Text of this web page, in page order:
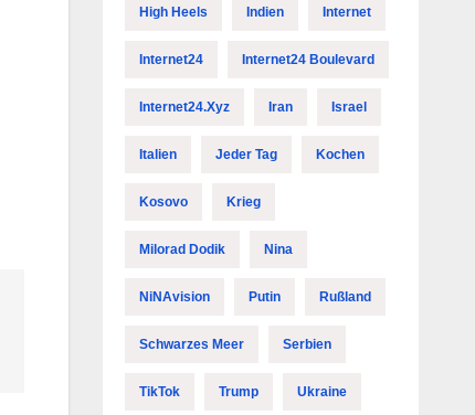
High Heels Indien Internet
Internet24 Internet24 Boulevard
Internet24.xyz Iran Israel
Italien Jeder Tag Kochen
Kosovo Krieg
Milorad Dodik Nina
NiNAvision Putin Rußland
Schwarzes Meer Serbien
TikTok Trump Ukraine